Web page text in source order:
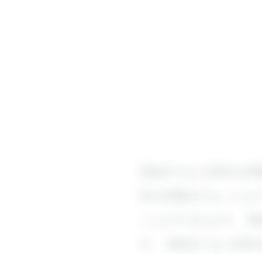
登録すると回答を
答を閲覧すること
ことができます。
す。登録すると回